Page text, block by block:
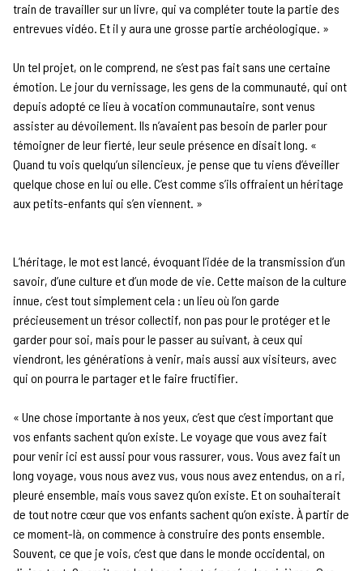
train de travailler sur un livre, qui va compléter toute la partie des
entrevues vidéo. Et il y aura une grosse partie archéologique. »
Un tel projet, on le comprend, ne s’est pas fait sans une certaine
émotion. Le jour du vernissage, les gens de la communauté, qui ont
depuis adopté ce lieu à vocation communautaire, sont venus
assister au dévoilement. Ils n’avaient pas besoin de parler pour
témoigner de leur fierté, leur seule présence en disait long. «
Quand tu vois quelqu’un silencieux, je pense que tu viens d’éveiller
quelque chose en lui ou elle. C’est comme s’ils offraient un héritage
aux petits-enfants qui s’en viennent. »
L’héritage, le mot est lancé, évoquant l’idée de la transmission d’un
savoir, d’une culture et d’un mode de vie. Cette maison de la culture
innue, c’est tout simplement cela : un lieu où l’on garde
précieusement un trésor collectif, non pas pour le protéger et le
garder pour soi, mais pour le passer au suivant, à ceux qui
viendront, les générations à venir, mais aussi aux visiteurs, avec
qui on pourra le partager et le faire fructifier.
« Une chose importante à nos yeux, c’est que c’est important que
vos enfants sachent qu’on existe. Le voyage que vous avez fait
pour venir ici est aussi pour vous rassurer, vous. Vous avez fait un
long voyage, vous nous avez vus, vous nous avez entendus, on a ri,
pleuré ensemble, mais vous savez qu’on existe. Et on souhaiterait
de tout notre cœur que vos enfants sachent qu’on existe. À partir de
ce moment-là, on commence à construire des ponts ensemble.
Souvent, ce que je vois, c’est que dans le monde occidental, on